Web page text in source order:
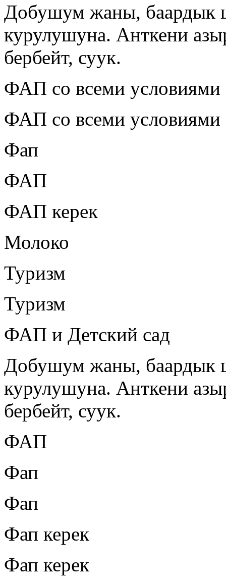
Добушум жаны, баардык
курулушуна. Анткени
бербейт, суук.
ФАП со всеми условиями
ФАП со всеми условиями
Фап
ФАП
ФАП керек
Молоко
Туризм
Туризм
ФАП и Детский сад
Добушум жаны, баардык
курулушуна. Анткени
бербейт, суук.
ФАП
Фап
Фап
Фап керек
Фап керек